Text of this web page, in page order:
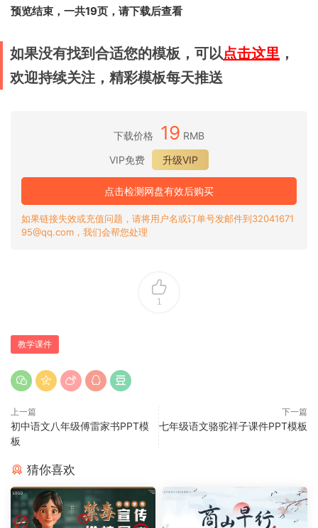
预览结束，一共19页，请下载后查看
如果没有找到合适您的模板，可以点击这里 ，
欢迎持续关注，精彩模板每天推送
下载价格 19 RMB
VIP免费
升级VIP
点击检测网盘有效后购买
如果链接失效或充值问题，请将用户名或订单号发邮件到32041671
95@qq.com，我们会帮您处理
1
教学课件
上一篇
初中语文八年级傅雷家书PPT模
板
下一篇
七年级语文骆驼祥子课件PPT模板
猜你喜欢